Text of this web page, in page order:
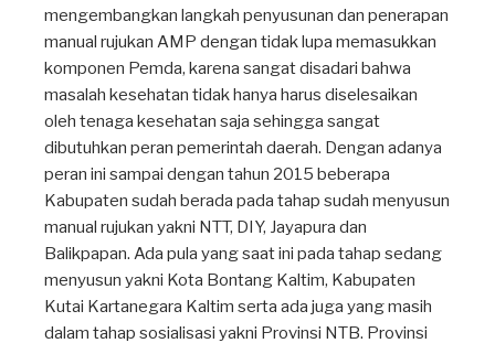
mengembangkan langkah penyusunan dan penerapan
manual rujukan AMP dengan tidak lupa memasukkan
komponen Pemda, karena sangat disadari bahwa
masalah kesehatan tidak hanya harus diselesaikan
oleh tenaga kesehatan saja sehingga sangat
dibutuhkan peran pemerintah daerah. Dengan adanya
peran ini sampai dengan tahun 2015 beberapa
Kabupaten sudah berada pada tahap sudah menyusun
manual rujukan yakni NTT, DIY, Jayapura dan
Balikpapan. Ada pula yang saat ini pada tahap sedang
menyusun yakni Kota Bontang Kaltim, Kabupaten
Kutai Kartanegara Kaltim serta ada juga yang masih
dalam tahap sosialisasi yakni Provinsi NTB. Provinsi